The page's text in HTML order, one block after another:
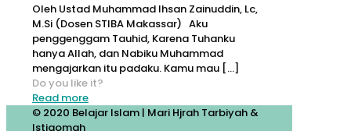
Oleh Ustad Muhammad Ihsan Zainuddin, Lc,
M.Si (Dosen STIBA Makassar) Aku
penggenggam Tauhid, Karena Tuhanku
hanya Allah, dan Nabiku Muhammad
mengajarkan itu padaku. Kamu mau […]
Do you like it?
Read more
© 2020 Belajar Islam | Mari Hjrah Tarbiyah &
Istiqomah